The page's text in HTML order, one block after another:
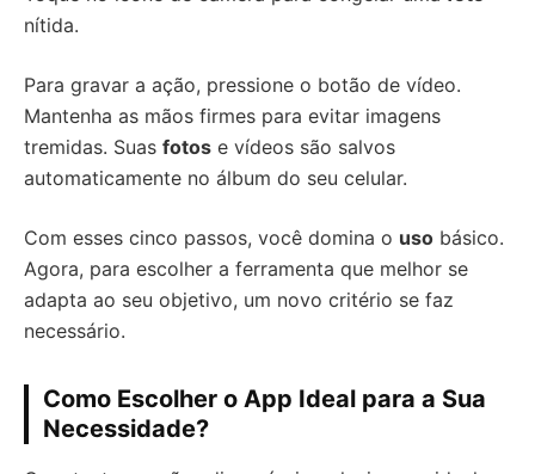
nítida.
Para gravar a ação, pressione o botão de vídeo.
Mantenha as mãos firmes para evitar imagens
tremidas. Suas fotos e vídeos são salvos
automaticamente no álbum do seu celular.
Com esses cinco passos, você domina o uso básico.
Agora, para escolher a ferramenta que melhor se
adapta ao seu objetivo, um novo critério se faz
necessário.
Como Escolher o App Ideal para a Sua
Necessidade?